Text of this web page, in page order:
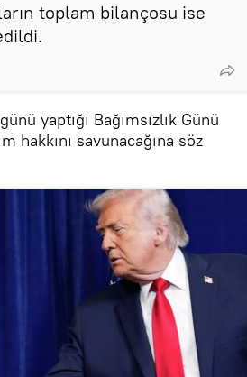
toplam bilançosu ise
yaptığı Bağımsızlık Günü
hakkını savunacağına söz